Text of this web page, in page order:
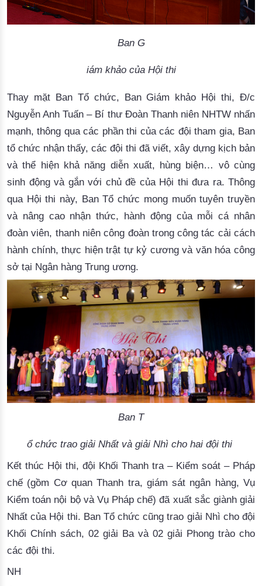
Ban G
iám khảo của Hội thi
Thay mặt Ban Tổ chức, Ban Giám khảo Hội thi, Đ/c
Nguyễn Anh Tuấn – Bí thư Đoàn Thanh niên NHTW nhấn
mạnh, thông qua các phần thi của các đội tham gia, Ban
tổ chức nhận thấy, các đội thi đã viết, xây dựng kịch bản
và thể hiện khả năng diễn xuất, hùng biện… vô cùng
sinh động và gắn với chủ đề của Hội thi đưa ra. Thông
qua Hội thi này, Ban Tổ chức mong muốn tuyên truyền
và nâng cao nhận thức, hành động của mỗi cá nhân
đoàn viên, thanh niên công đoàn trong công tác cải cách
hành chính, thực hiện trật tự kỷ cương và văn hóa công
sở tại Ngân hàng Trung ương.
Ban T
ổ chức trao giải Nhất và giải Nhì cho hai đội thi
Kết thúc Hội thi, đội Khối Thanh tra – Kiểm soát – Pháp
chế (gồm Cơ quan Thanh tra, giám sát ngân hàng, Vụ
Kiểm toán nội bộ và Vụ Pháp chế) đã xuất sắc giành giải
Nhất của Hội thi. Ban Tổ chức cũng trao giải Nhì cho đội
Khối Chính sách, 02 giải Ba và 02 giải Phong trào cho
các đội thi.
NH